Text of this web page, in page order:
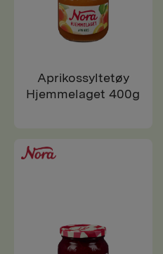
Aprikossyltetøy
Hjemmelaget 400g